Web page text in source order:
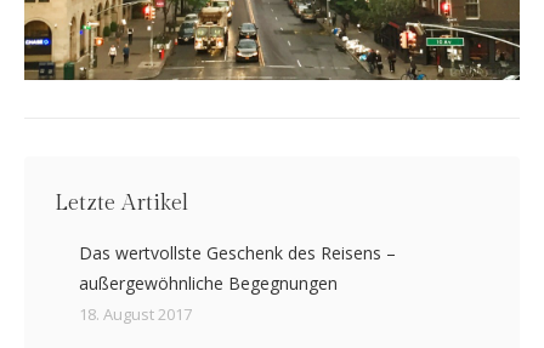
Letzte Artikel
Das wertvollste Geschenk des Reisens –
außergewöhnliche Begegnungen
18. August 2017